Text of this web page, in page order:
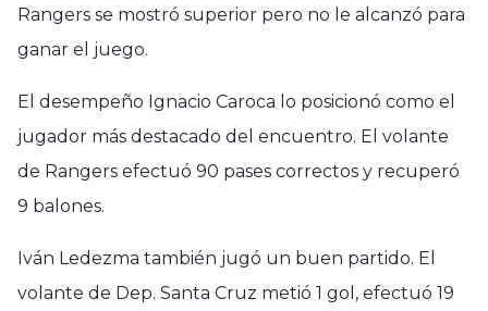
Rangers se mostró superior pero no le alcanzó para
ganar el juego.
El desempeño Ignacio Caroca lo posicionó como el
jugador más destacado del encuentro. El volante
de Rangers efectuó 90 pases correctos y recuperó
9 balones.
Iván Ledezma también jugó un buen partido. El
volante de Dep. Santa Cruz metió 1 gol, efectuó 19